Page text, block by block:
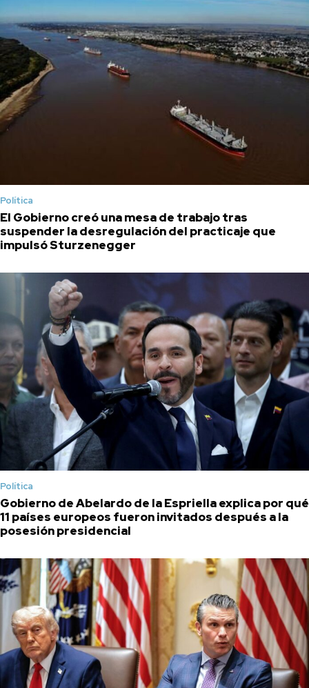
Política
El Gobierno creó una mesa de trabajo tras
suspender la desregulación del practicaje que
impulsó Sturzenegger
Política
Gobierno de Abelardo de la Espriella explica por qué
11 países europeos fueron invitados después a la
posesión presidencial